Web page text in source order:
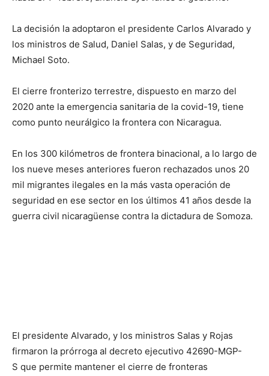
La decisión la adoptaron el presidente Carlos Alvarado y
los ministros de Salud, Daniel Salas, y de Seguridad,
Michael Soto.
El cierre fronterizo terrestre, dispuesto en marzo del
2020 ante la emergencia sanitaria de la covid-19, tiene
como punto neurálgico la frontera con Nicaragua.
En los 300 kilómetros de frontera binacional, a lo largo de
los nueve meses anteriores fueron rechazados unos 20
mil migrantes ilegales en la más vasta operación de
seguridad en ese sector en los últimos 41 años desde la
guerra civil nicaragüense contra la dictadura de Somoza.
El presidente Alvarado, y los ministros Salas y Rojas
firmaron la prórroga al decreto ejecutivo 42690-MGP-
S que permite mantener el cierre de fronteras